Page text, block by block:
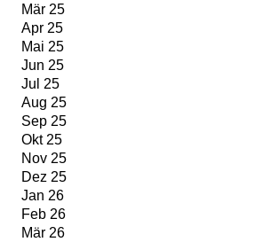
Mär 25
Apr 25
Mai 25
Jun 25
Jul 25
Aug 25
Sep 25
Okt 25
Nov 25
Dez 25
Jan 26
Feb 26
Mär 26